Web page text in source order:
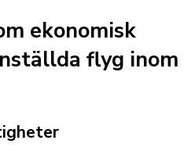
ekonomisk
flyg inom